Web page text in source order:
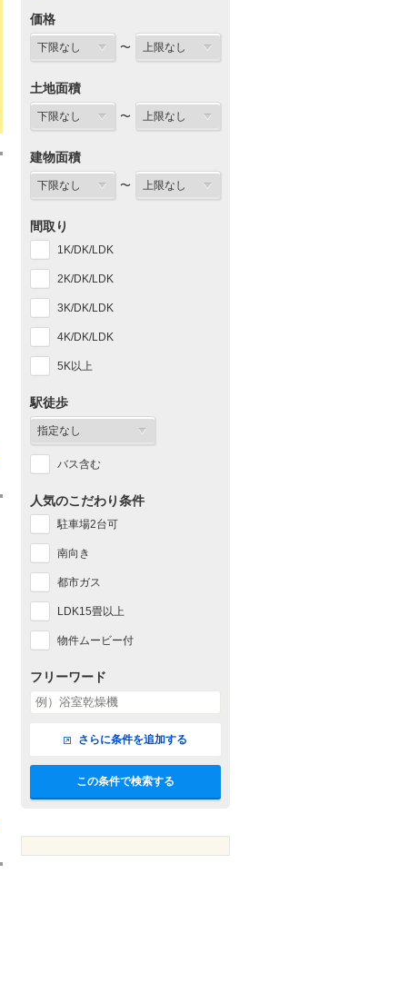
価格
〜
土地面積
〜
建物面積
〜
間取り
1K/DK/LDK
2K/DK/LDK
3K/DK/LDK
4K/DK/LDK
5K以上
駅徒歩
バス含む
人気のこだわり条件
駐車場2台可
南向き
都市ガス
LDK15畳以上
物件ムービー付
フリーワード
さらに条件を追加する
この条件で検索する